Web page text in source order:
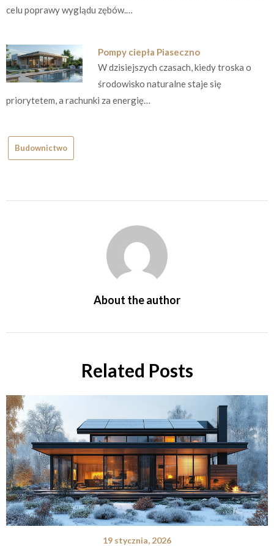
celu poprawy wyglądu zębów.…
Pompy ciepła Piaseczno
W dzisiejszych czasach, kiedy troska o
środowisko naturalne staje się
priorytetem, a rachunki za energię…
Budownictwo
About the author
Related Posts
19 stycznia, 2026